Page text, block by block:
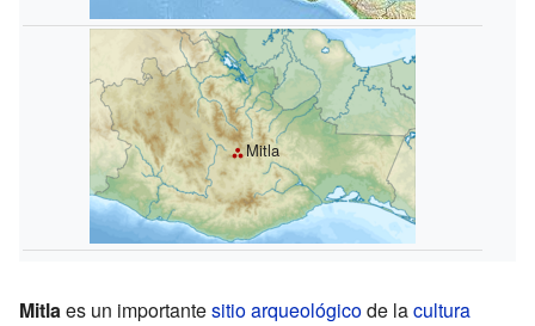
Mitla
Mitlaes un importantesitio arqueológicode lacultura